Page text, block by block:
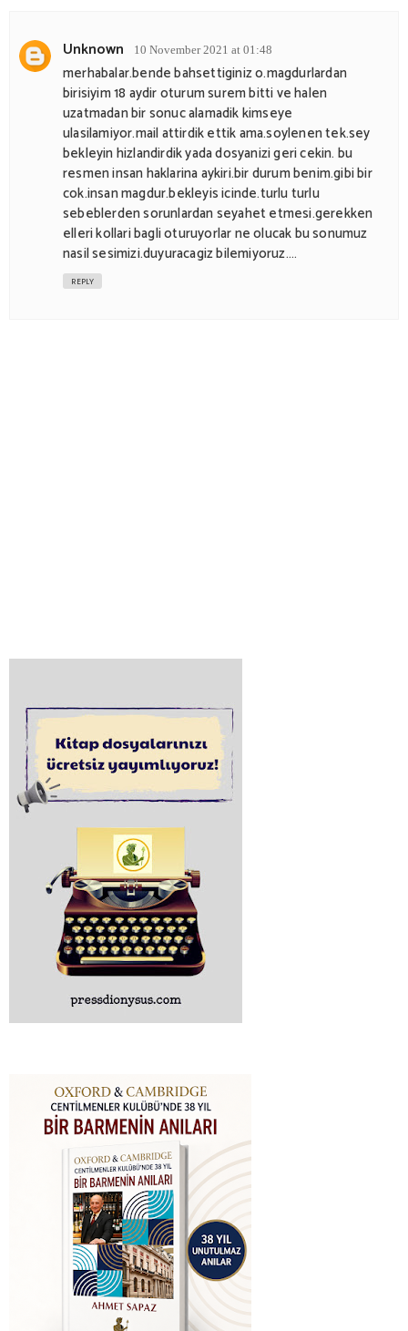
Unknown 10 November 2021 at 01:48
merhabalar.bende bahsettiginiz o.magdurlardan
birisiyim 18 aydir oturum surem bitti ve halen
uzatmadan bir sonuc alamadik kimseye
ulasilamiyor.mail attirdik ettik ama.soylenen tek.sey
bekleyin hizlandirdik yada dosyanizi geri cekin. bu
resmen insan haklarina aykiri.bir durum benim.gibi bir
cok.insan magdur.bekleyis icinde.turlu turlu
sebeblerden sorunlardan seyahet etmesi.gerekken
elleri kollari bagli oturuyorlar ne olucak bu sonumuz
nasil sesimizi.duyuracagiz bilemiyoruz....
REPLY